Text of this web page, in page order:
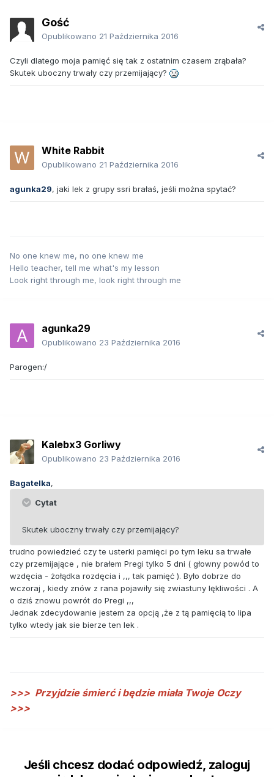
Gość
Opublikowano 21 Października 2016
Czyli dlatego moja pamięć się tak z ostatnim czasem zrąbała?
Skutek uboczny trwały czy przemijający?
White Rabbit
Opublikowano 21 Października 2016
agunka29, jaki lek z grupy ssri brałaś, jeśli można spytać?
No one knew me, no one knew me
Hello teacher, tell me what's my lesson
Look right through me, look right through me
agunka29
Opublikowano 23 Października 2016
Parogen:/
Kalebx3 Gorliwy
Opublikowano 23 Października 2016
Bagatelka,
Cytat
Skutek uboczny trwały czy przemijający?
trudno powiedzieć czy te usterki pamięci po tym leku sa trwałe
czy przemijające , nie brałem Pregi tylko 5 dni ( głowny powód to
wzdęcia - żołądka rozdęcia i ,,, tak pamięć ). Było dobrze do
wczoraj , kiedy znów z rana pojawiły się zwiastuny lękliwości . A
o dziś znowu powrót do Pregi ,,,
Jednak zdecydowanie jestem za opcją ,że z tą pamięcią to lipa
tylko wtedy jak sie bierze ten lek .
>>> Przyjdzie śmierć i będzie miała Twoje Oczy
>>>
Jeśli chcesz dodać odpowiedź, zaloguj